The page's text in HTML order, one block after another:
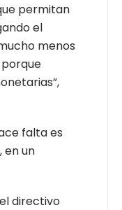
permitan
el
menos
falta es
en un
directivo